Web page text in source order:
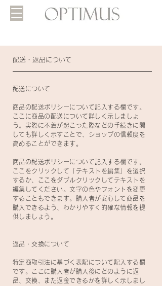
​配送・返品について
配送について
商品の配送ポリシーについて記入する欄です。
ここに商品の配送について詳しく示しましょ
う。実際に不着が起こった際などの手続きに関
しても詳しく示すことで、ショップの信頼度を
高めることができます。
商品の配送ポリシーについて記入する欄です。
ここをクリックして「テキストを編集」を選択
するか、ここをダブルクリックしてテキストを
編集してください。文字の色やフォントを変更
することもできます。購入者が安心して商品を
購入できるよう、わかりやすく的確な情報を提
供しましょう。
返品・交換について
特定商取引法に基づく表記について記入する欄
です。ここに購入者が購入後にどのように返
品、交換、また返金できるかを詳しく示しまし